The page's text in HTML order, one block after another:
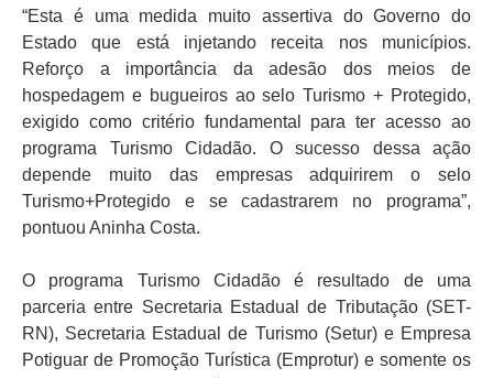
“Esta é uma medida muito assertiva do Governo do
Estado que está injetando receita nos municípios.
Reforço a importância da adesão dos meios de
hospedagem e bugueiros ao selo Turismo + Protegido,
exigido como critério fundamental para ter acesso ao
programa Turismo Cidadão. O sucesso dessa ação
depende muito das empresas adquirirem o selo
Turismo+Protegido e se cadastrarem no programa”,
pontuou Aninha Costa.
O programa Turismo Cidadão é resultado de uma
parceria entre Secretaria Estadual de Tributação (SET-
RN), Secretaria Estadual de Turismo (Setur) e Empresa
Potiguar de Promoção Turística (Emprotur) e somente os